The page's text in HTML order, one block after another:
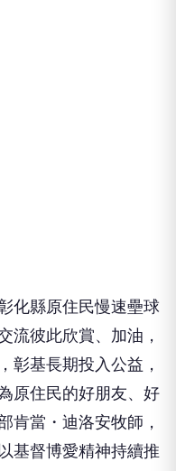
化縣原住民慢速壘球
流彼此欣賞、加油，
彰基長期投入公益，
原住民的好朋友、好
肯當・迪洛安牧師，
基督博愛精神持續推